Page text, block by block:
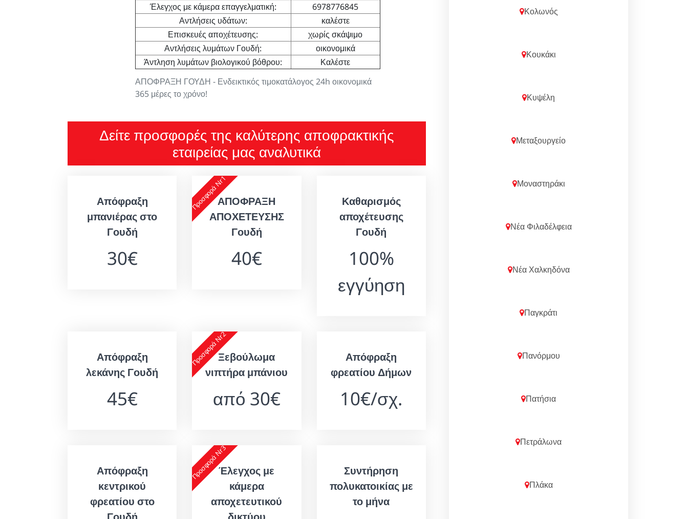
ΑΠΟΦΡΑΞΗ ΓΟΥΔΗ - Ενδεικτικός τιμοκατάλογος 24h οικονομικά
365 μέρες το χρόνο!
Έλεγχος με κάμερα επαγγελματική:
6978776845
Αντλήσεις υδάτων:
καλέστε
Επισκευές αποχέτευσης:
χωρίς σκάψιμο
Αντλήσεις λυμάτων Γουδή:
οικονομικά
Άντληση λυμάτων βιολογικού βόθρου:
Καλέστε
Δείτε προσφορές της καλύτερης αποφρακτικής
εταιρείας μας αναλυτικά
Απόφραξη
μπανιέρας στο
Γουδή
30€
Προσφορά Nr1ΑΠΟΦΡΑΞΗ
ΑΠΟΧΕΤΕΥΣΗΣ
Γουδή
40€
Καθαρισμός
αποχέτευσης
Γουδή
100%
εγγύηση
Απόφραξη
λεκάνης Γουδή
45€
Προσφορά Nr2Ξεβούλωμα
νιπτήρα μπάνιου
από 30€
Απόφραξη
φρεατίου Δήμων
10€/σχ.
Απόφραξη
κεντρικού
φρεατίου στο
Προσφορά Nr3Έλεγχος με
κάμερα
αποχετευτικού
Συντήρηση
πολυκατοικίας με
το μήνα
Κολωνός
Κουκάκι
Κυψέλη
Μεταξουργείο
Μοναστηράκι
Νέα Φιλαδέλφεια
Νέα Χαλκηδόνα
Παγκράτι
Πανόρμου
Πατήσια
Πετράλωνα
Πλάκα